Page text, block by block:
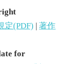
定(PDF) |著作
for